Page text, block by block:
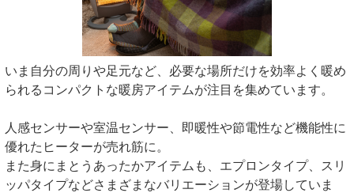
いま自分の周りや足元など、必要な場所だけを効率よく暖め
られるコンパクトな暖房アイテムが注目を集めています。
人感センサーや室温センサー、即暖性や節電性など機能性に
優れたヒーターが売れ筋に。
また身にまとうあったかアイテムも、エプロンタイプ、スリ
ッパタイプなどさまざまなバリエーションが登場していま